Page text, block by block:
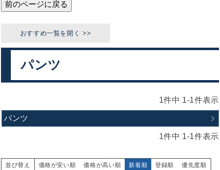
前のページに戻る
パンツ
1件中 1-1件表示
パンツ
1件中 1-1件表示
並び替え 価格が安い順 価格が高い順 新着順 登録順 優先度順